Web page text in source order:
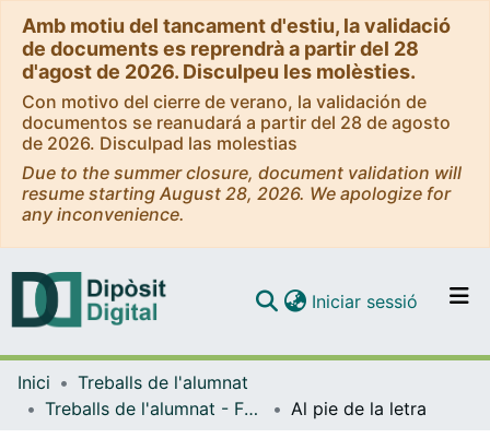
Amb motiu del tancament d'estiu, la validació
de documents es reprendrà a partir del 28
d'agost de 2026. Disculpeu les molèsties.
Con motivo del cierre de verano, la validación de
documentos se reanudará a partir del 28 de agosto
de 2026. Disculpad las molestias
Due to the summer closure, document validation will
resume starting August 28, 2026. We apologize for
any inconvenience.
Navega per tot el DD
Com publicar
Iniciar sessió (current)
Inici
Treballs de l'alumnat
Treballs de l'alumnat - Facultat d'Informació i Mitjans Audiovisuals - Grau de Comunicació Audiovisual
Al pie de la letra